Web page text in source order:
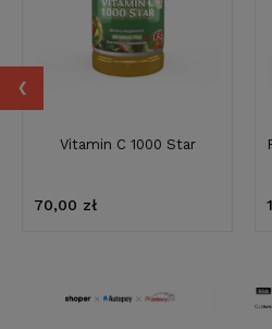
Vitamin C 1000 Star
70,00 zł
‹